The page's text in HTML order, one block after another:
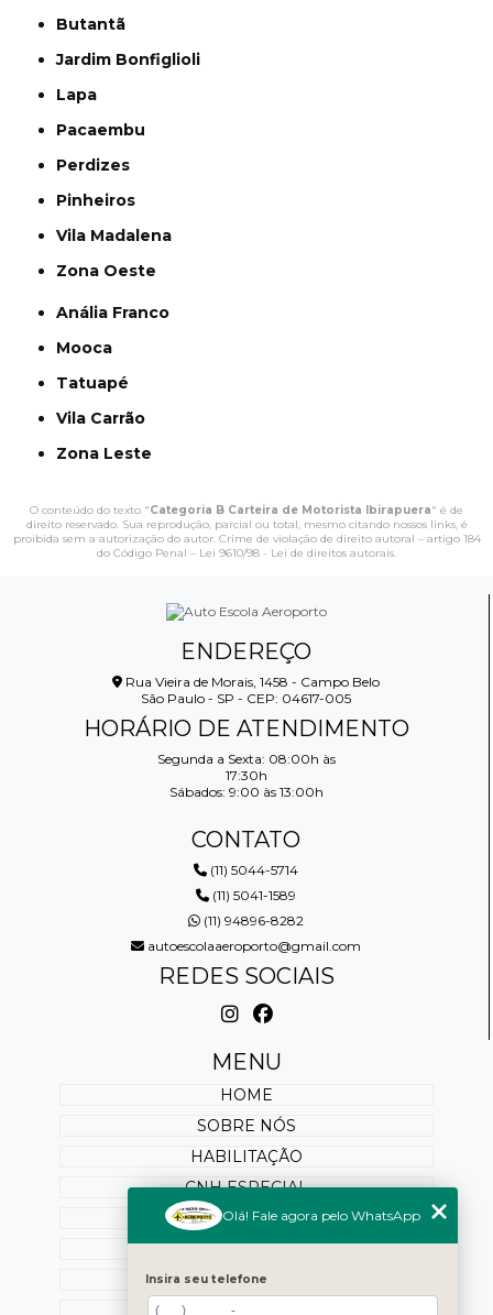
Butantã
Jardim Bonfiglioli
Lapa
Pacaembu
Perdizes
Pinheiros
Vila Madalena
Zona Oeste
Anália Franco
Mooca
Tatuapé
Vila Carrão
Zona Leste
O conteúdo do texto "Categoria B Carteira de Motorista Ibirapuera" é de
direito reservado. Sua reprodução, parcial ou total, mesmo citando nossos links, é
proibida sem a autorização do autor. Crime de violação de direito autoral – artigo 184
do Código Penal – Lei 9610/98 - Lei de direitos autorais.
ENDEREÇO
Rua Vieira de Morais, 1458 - Campo Belo
São Paulo - SP - CEP: 04617-005
HORÁRIO DE ATENDIMENTO
Segunda a Sexta: 08:00h às
17:30h
Sábados: 9:00 às 13:00h
CONTATO
(11) 5044-5714
(11) 5041-1589
(11) 94896-8282
autoescolaaeroporto@gmail.com
REDES SOCIAIS
MENU
HOME
SOBRE NÓS
HABILITAÇÃO
CNH ESPECIAL
REABILITAÇÃO
PONTUAÇÃO
SERVIÇOS ONLINE
BLOG
Olá! Fale agora pelo WhatsApp
Insira seu telefone